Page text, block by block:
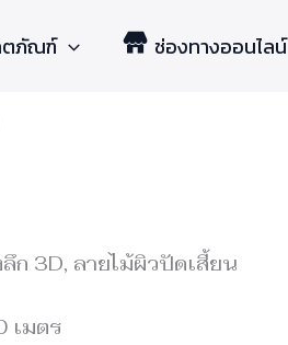
ตภัณฑ์ ช่องทางออนไลน์
ก 3D, ลายไม้ผิวปัดเสี้ยน
เมตร